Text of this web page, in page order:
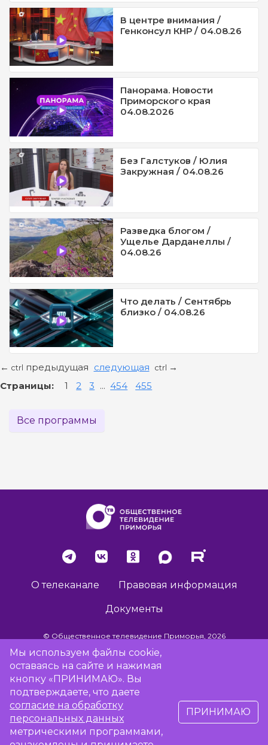
В центре внимания /
Генконсул КНР / 04.08.26
Панорама. Новости
Приморского края
04.08.2026
Без Галстуков / Юлия
Закружная / 04.08.26
Разведка блогом /
Ущелье Дарданеллы /
04.08.26
Что делать / Сентябрь
близко / 04.08.26
← ctrl предыдущая следующая ctrl →
Страницы: 1 2 3 ... 454 455
Все программы
О телеканале Правовая информация
Документы
© Общественное телевидение Приморья, 2026
Разработка сайта -
Мы используем файлы cookie,
оставаясь на сайте и нажимая
кнопку «ПРИНИМАЮ». Вы
подтверждаете, что даете
согласие на обработку
персональных данных
метрическими программами,
ПРИНИМАЮ